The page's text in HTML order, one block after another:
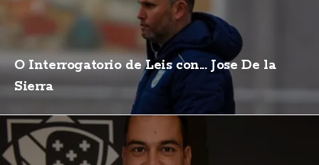
O Interrogatorio de Leis con... Jose De la
Sierra